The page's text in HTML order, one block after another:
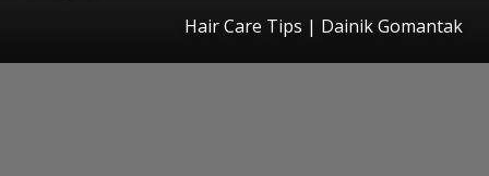
Hair Care Tips | Dainik Gomantak